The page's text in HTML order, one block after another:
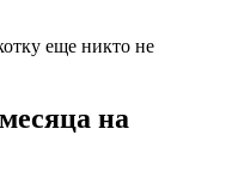
еще никто не
на